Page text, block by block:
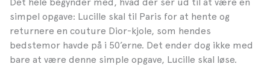
simpel opgave: Lucille skal til Paris for at hente og
returnere en couture Dior-kjole, som hendes
bedstemor havde på i 50’erne. Det ender dog ikke med
bare at være denne simple opgave, Lucille skal løse.